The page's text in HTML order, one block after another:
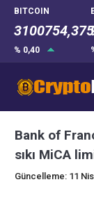
BITCOIN
3100754,375
% 0,40
Bank of
sıkı MiCA
Güncelleme: 11